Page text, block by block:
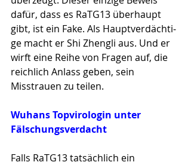
dafür, dass es RaTG13 überhaupt
gibt, ist ein Fake. Als Hauptver­däch­ti­
ge macht er Shi Zhengli aus. Und er
wirft eine Reihe von Fragen auf, die
reichlich Anlass geben, sein
Misstrauen zu teilen.
Wuhans Topvirologin unter
Fälschungsverdacht
Falls RaTG13 tatsächlich ein